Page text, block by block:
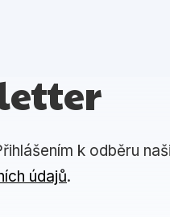
k odběru
údajů.